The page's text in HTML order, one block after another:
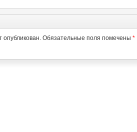
опубликован. Обязательные поля помечены *